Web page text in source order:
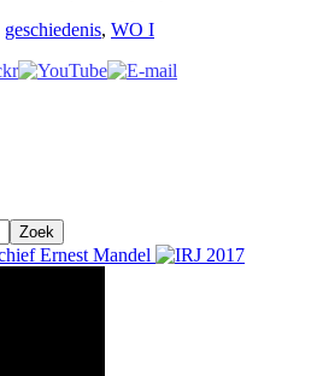
geschiedenis, WO I